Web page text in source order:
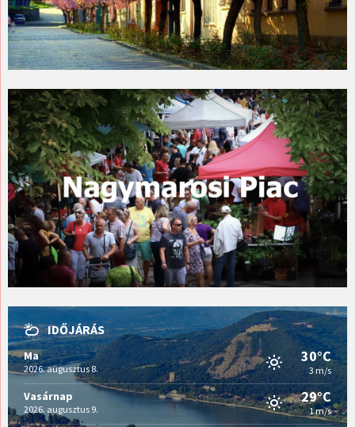
IDŐJÁRÁS
Ma
2026. augusztus 8.
30°C
3 m/s
Vasárnap
2026. augusztus 9.
29°C
1 m/s